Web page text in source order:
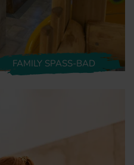
FAMILY SPASS-BAD